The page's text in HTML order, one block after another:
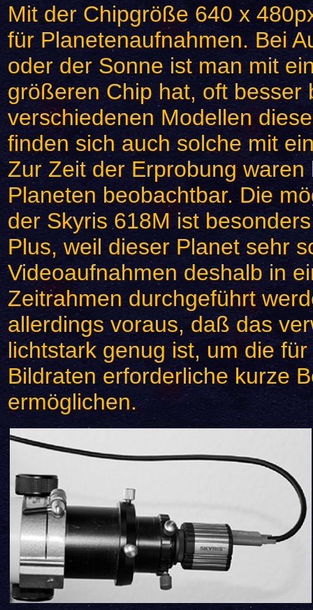
Mit der Chipgröße 640 x
für Planetenaufnahmen. Bei
oder der Sonne ist man mit
größeren Chip hat, oft besser
verschiedenen Modellen
finden sich auch solche mit
Zur Zeit der Erprobung
Planeten beobachtbar. Die
der Skyris 618M ist
Plus, weil dieser Planet sehr
Videoaufnahmen deshalb in
Zeitrahmen durchgeführt
allerdings voraus, daß das
lichtstark genug ist, um die
Bildraten erforderliche kurze
ermöglichen.